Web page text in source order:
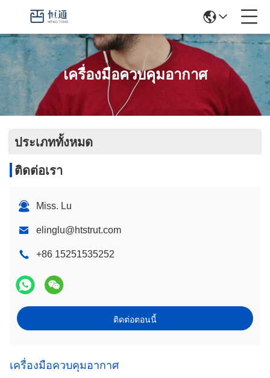
เครื่องมือควบคุมอากาศ
ประเภททั้งหมด
ติดต่อเรา
Miss. Lu
elinglu@htstrut.com
+86 15251535252
ติดต่อตอนนี้
เครื่องมือควบคุมอากาศ